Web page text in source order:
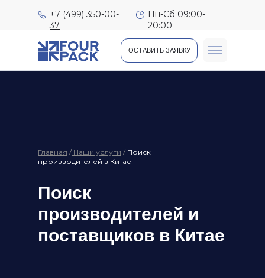
+7 (499) 350-00-
37
Пн-Сб 09:00-
20:00
ОСТАВИТЬ ЗАЯВКУ
Поиск
производителей и
поставщиков в Китае
Главная / Наши услуги / Поиск
производителей в Китае